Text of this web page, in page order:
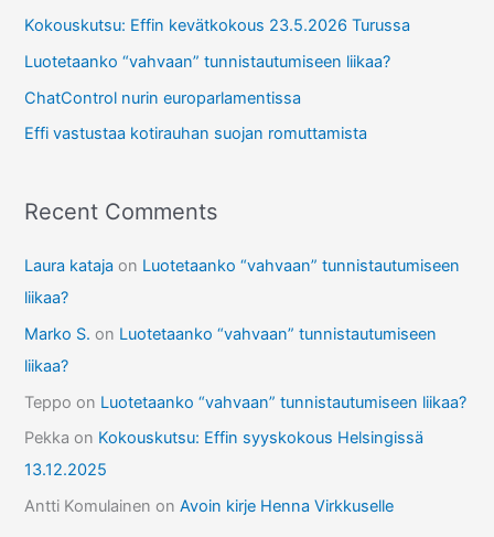
o
r
:
Kokouskutsu: Effin kevätkokous 23.5.2026 Turussa
Luotetaanko “vahvaan” tunnistautumiseen liikaa?
ChatControl nurin europarlamentissa
Effi vastustaa kotirauhan suojan romuttamista
Recent Comments
Laura kataja on Luotetaanko “vahvaan” tunnistautumiseen
liikaa?
Marko S. on Luotetaanko “vahvaan” tunnistautumiseen
liikaa?
Teppo on Luotetaanko “vahvaan” tunnistautumiseen liikaa?
Pekka on Kokouskutsu: Effin syyskokous Helsingissä
13.12.2025
Antti Komulainen onAvoin kirje Henna Virkkuselle